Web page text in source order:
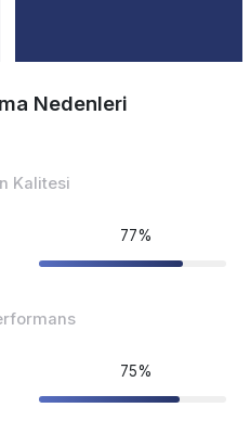
Nedenleri
Kalitesi
77%
75%